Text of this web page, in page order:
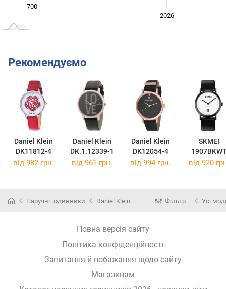
700
2026
Рекомендуємо
Daniel Klein
DK11812-4
Daniel Klein
DK.1.12339-1
Daniel Klein
DK12054-4
SKMEI
від 982 грн. від 961 грн. від 994 грн. від 920
Наручні годинники Daniel Klein Фільтр Усі
Повна версія сайту
Політика конфіденційності
Запитання й побажання щодо сайту
Магазинам